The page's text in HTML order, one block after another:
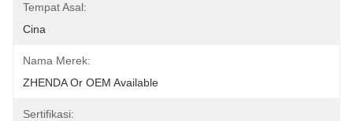
Tempat Asal:
Cina
Nama Merek:
ZHENDA Or OEM Available
Sertifikasi: